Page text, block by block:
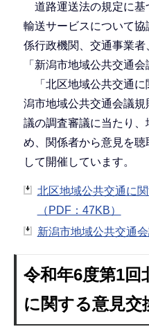
道路運送法の規定に基
輸送サービスについて
係行政機関、交通事業
「新潟市地域公共交通
「北区地域公共交通に
潟市地域公共交通会議
議の調査審議に当たり
め、関係者から意見を
して開催しています。
北区地域公共交通に
（PDF：47KB）
新潟市地域公共交通
令和年6度第1回
に関する意見交